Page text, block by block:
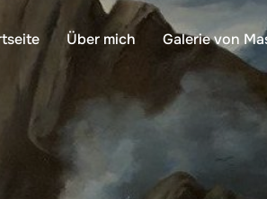
Über mich Galerie von